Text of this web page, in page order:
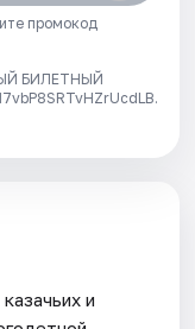
промокод
БИЛЕТНЫЙ
и